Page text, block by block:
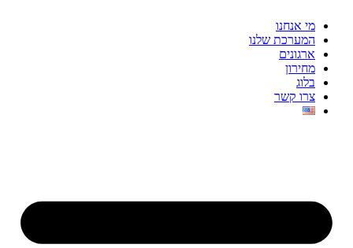
מי אנחנו
המערכת שלנו
ארגונים
מחירון
בלוג
צרו קשר